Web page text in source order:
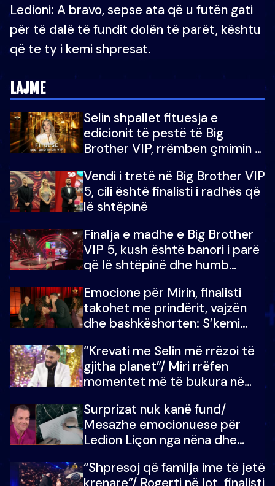
Ledioni: A bravo, sepse ata që u futën gati
për të dalë të fundit dolën të parët, kështu
që te ty i kemi shpresat.
LAJME
Selin shpallet fituesja e
edicionit të pestë të Big
Brother VIP, rrëmben çmimin e
Vendi i tretë në Big Brother VIP
5, cili është finalisti i radhës që
lë shtëpinë
Finalja e madhe e Big Brother
VIP 5, kush është banori i parë
që lë shtëpinë dhe humb
çmimin e madh
Emocione për Mirin, finalisti
takohet me prindërit, vajzën
dhe bashkëshorten: S’kemi
“Krevati me Selin më rrëzoi të
gjitha planet”/ Miri rrëfen
momentet më të bukura në
mungojë zilja e mëngjesit kur…
Surprizat nuk kanë fund/
Mesazhe emocionuese për
Ledion Liçon nga nëna dhe
mban dot lotët: Nuk meritoj…
“Shpresoj që familja ime të jetë
krenare”/ Rogerti në lot, finalisti